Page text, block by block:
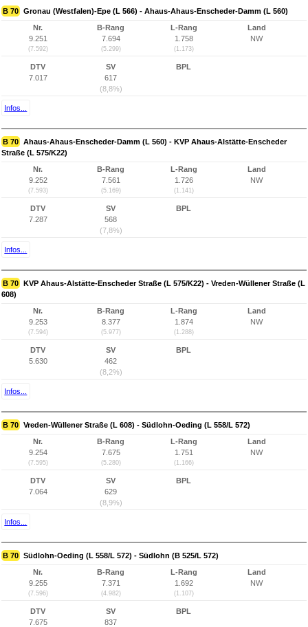
B 70 Gronau (Westfalen)-Epe (L 566) - Ahaus-Ahaus-Enscheder-Damm (L 560)
Nr.
9.251
(7.592)
B-Rang
7.694
(5.299)
L-Rang
1.758
(1.173)
Land
NW
DTV
7.017
SV
617
(8,8%)
BPL
Infos...
B 70 Ahaus-Ahaus-Enscheder-Damm (L 560) - KVP Ahaus-Alstätte-Enscheder
Straße (L 575/K22)
Nr.
9.252
(7.593)
B-Rang
7.561
(5.169)
L-Rang
1.726
(1.141)
Land
NW
DTV
7.287
SV
568
(7,8%)
BPL
Infos...
B 70 KVP Ahaus-Alstätte-Enscheder Straße (L 575/K22) - Vreden-Wüllener Straße (L
608)
Nr.
9.253
(7.594)
B-Rang
8.377
(5.977)
L-Rang
1.874
(1.288)
Land
NW
DTV
5.630
SV
462
(8,2%)
BPL
Infos...
B 70 Vreden-Wüllener Straße (L 608) - Südlohn-Oeding (L 558/L 572)
Nr.
9.254
(7.595)
B-Rang
7.675
(5.280)
L-Rang
1.751
(1.166)
Land
NW
DTV
7.064
SV
629
(8,9%)
BPL
Infos...
B 70 Südlohn-Oeding (L 558/L 572) - Südlohn (B 525/L 572)
Nr.
9.255
(7.596)
B-Rang
7.371
(4.982)
L-Rang
1.692
(1.107)
Land
NW
DTV
7.675
SV
837
BPL